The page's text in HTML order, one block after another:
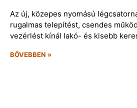
Az új, közepes nyomású
rugalmas telepítést, csendes
vezérlést kínál lakó- és kisebb
BŐVEBBEN »